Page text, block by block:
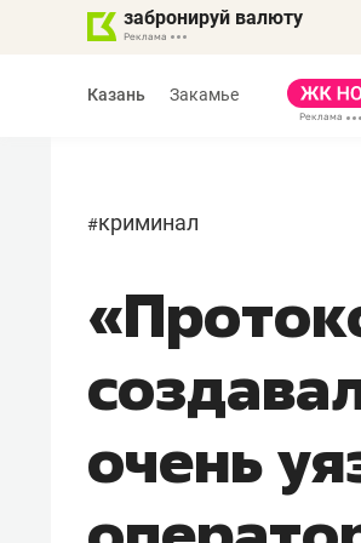
забронируй валюту
Казань Закамье
#криминал
очень
«Не
полгода»